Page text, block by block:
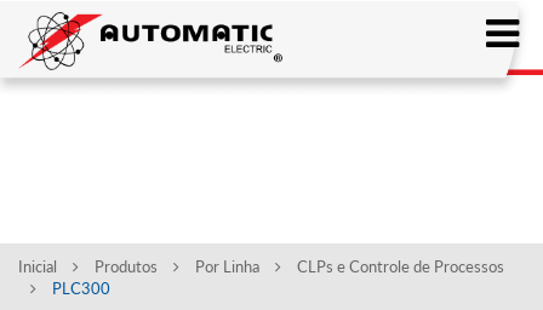
Inicial Produtos Por Linha
CLPs e Controle de Processos
PLC300